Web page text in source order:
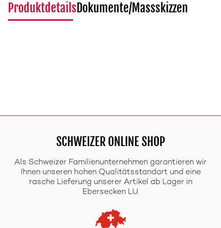
ProduktdetailsDokumente/Massskizzen
SCHWEIZER ONLINE SHOP
Als Schweizer Familienunternehmen garantieren wir
Ihnen unseren hohen Qualitätsstandart und eine
rasche Lieferung unserer Artikel ab Lager in
Ebersecken LU.